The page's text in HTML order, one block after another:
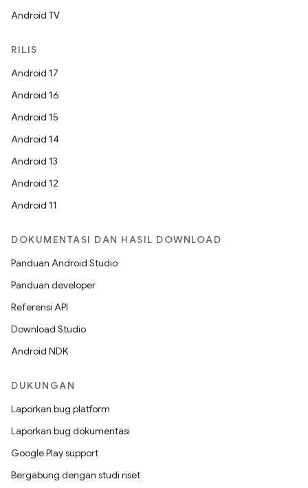
Android TV
RILIS
Android 17
Android 16
Android 15
Android 14
Android 13
Android 12
Android 11
DOKUMENTASI DAN HASIL DOWNLOAD
Panduan Android Studio
Panduan developer
Referensi API
Download Studio
Android NDK
DUKUNGAN
Laporkan bug platform
Laporkan bug dokumentasi
Google Play support
Bergabung dengan studi riset